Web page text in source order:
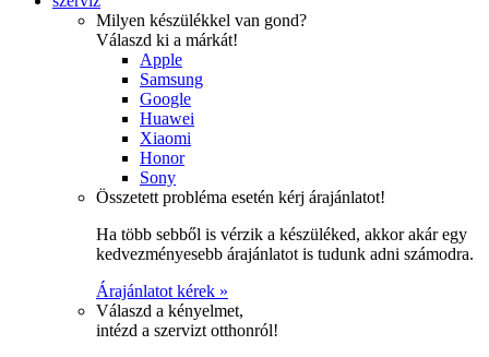
Milyen készülékkel van gond?
Válaszd ki a márkát!
Apple
Samsung
Google
Huawei
Xiaomi
Honor
Sony
Összetett probléma esetén kérj árajánlatot!
Ha több sebből is vérzik a készüléked, akkor akár egy
kedvezményesebb árajánlatot is tudunk adni számodra.
Árajánlatot kérek »
Válaszd a kényelmet,
intézd a szervizt otthonról!